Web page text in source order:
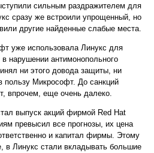
сильным раздражителем для
сразу же встроили упрощенный, но
другие найденные слабые места.
уже использовала Линукс для
нарушении антимонопольного
ни этого довода защиты, ни
пользу Микрософт. До санкций
впрочем, еще очень далеко.
выпуск акций фирмой Red Hat
превысил все прогнозы, их цена
и капитал фирмы. Этому
в Линукс стали вкладывать большие